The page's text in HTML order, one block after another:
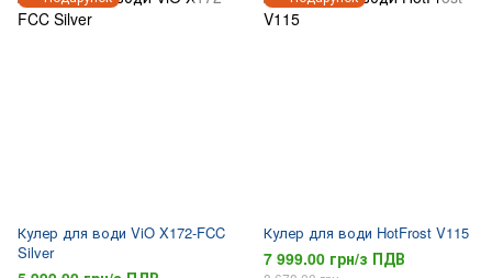
Кулер для води ViO X172-FCC
Silver
Кулер для води HotFrost V115
7 999.00 грн/з ПДВ